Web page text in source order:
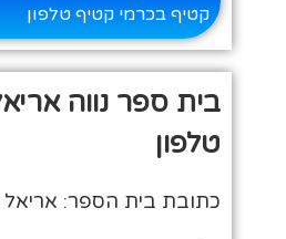
קטיף בכרמי קטיף טלפון
בית ספר נווה
טלפון
כתובת בית הספר: אריאל